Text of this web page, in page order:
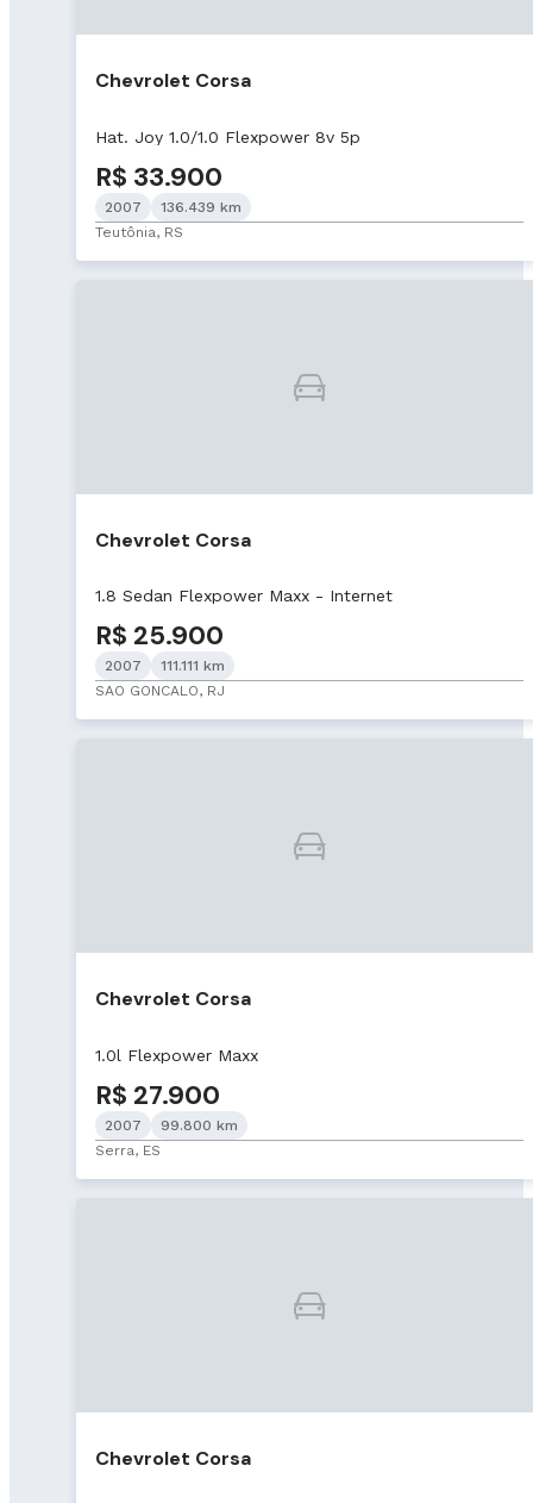
Chevrolet Corsa
Hat. Joy 1.0/1.0 Flexpower 8v 5p
R$ 33.900
2007
136.439 km
Teutônia, RS
Chevrolet Corsa
1.8 Sedan Flexpower Maxx - Internet
R$ 25.900
2007
111.111 km
SAO GONCALO, RJ
Chevrolet Corsa
1.0l Flexpower Maxx
R$ 27.900
2007
99.800 km
Serra, ES
Chevrolet Corsa